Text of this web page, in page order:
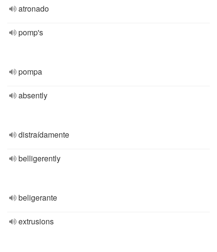
atronado
pomp's
pompa
absently
distraídamente
belligerently
beligerante
extrusions